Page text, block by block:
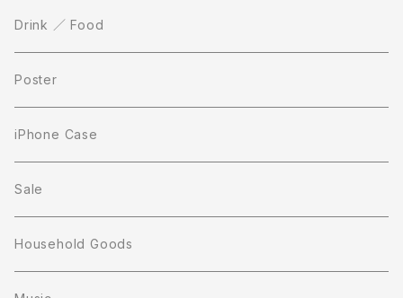
Drink ／ Food
Poster
iPhone Case
Sale
Household Goods